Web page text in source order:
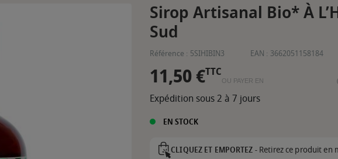
Sirop Artisanal Bio* À
Sud
Référence : 5SIHIBIN3 EAN : 3662051158184
11,50 €TTC
OU PAYER EN
Expédition sous 2 à 7 jours
EN STOCK
CLIQUEZ ET EMPORTEZ -Retirez ce produit en